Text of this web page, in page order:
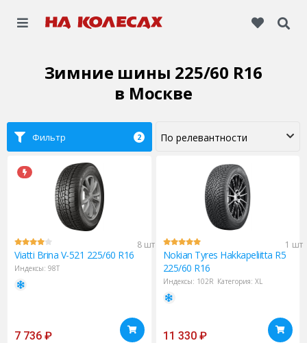
Зимние шины 225/60 R16
в Москве
Фильтр 2
8 шт
Viatti Brina V-521 225/60 R16
Индексы: 98T
7 736 ₽
1 шт
Nokian Tyres Hakkapeliitta R5
225/60 R16
Индексы: 102R Категория: XL
11 330 ₽